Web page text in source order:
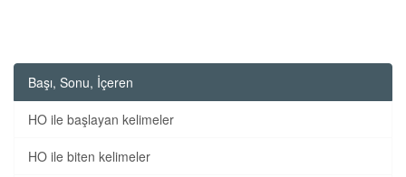
Başı, Sonu, İçeren
HO ile başlayan kelimeler
HO ile biten kelimeler